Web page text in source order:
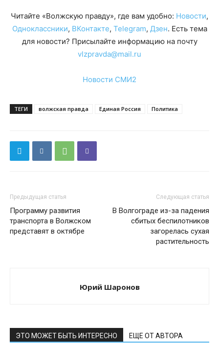
Читайте «Волжскую правду», где вам удобно: Новости,
Одноклассники, ВКонтакте, Telegram, Дзен. Есть тема
для новости? Присылайте информацию на почту
vlzpravda@mail.ru
Новости СМИ2
ТЕГИ волжская правда Единая Россия Политика
Предыдущая статья
Программу развития
транспорта в Волжском
представят в октябре
Следующая статья
В Волгограде из-за падения
сбитых беспилотников
загорелась сухая
растительность
Юрий Шаронов
ЭТО МОЖЕТ БЫТЬ ИНТЕРЕСНО ЕЩЕ ОТ АВТОРА